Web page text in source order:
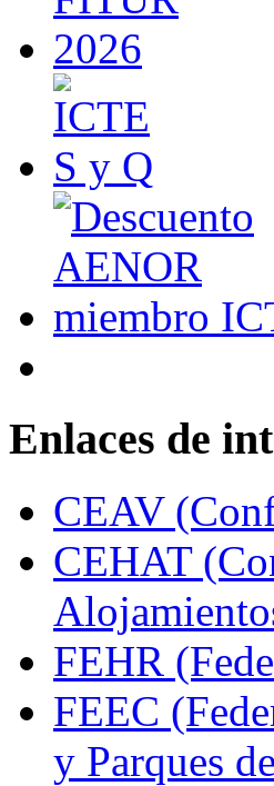
Enlaces de
CEAV
CEHAT
FEHR
FEEC
y Parques